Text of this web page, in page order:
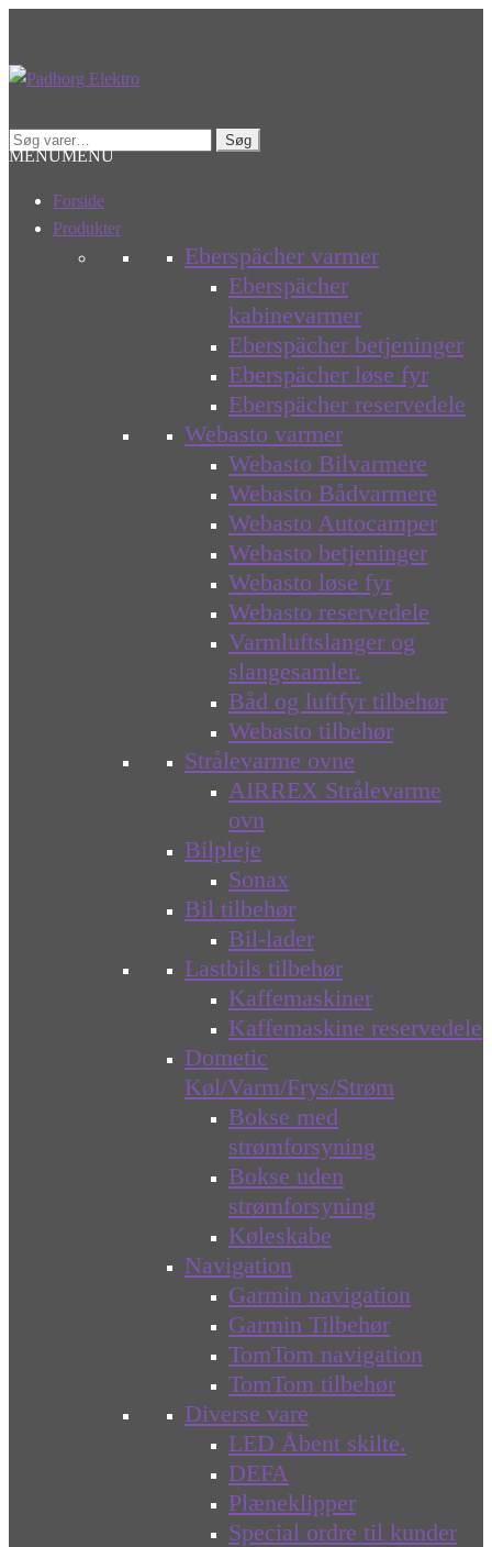
Spring
Spring
Søg
efter:
Søg
MENUMENU
Forside
Produkter
Eberspächer varmer
Eberspächer
kabinevarmer
Eberspächer betjeninger
Eberspächer løse fyr
Eberspächer reservedele
Webasto varmer
Webasto Bilvarmere
Webasto Bådvarmere
Webasto Autocamper
Webasto betjeninger
Webasto løse fyr
Webasto reservedele
Varmluftslanger og
slangesamler.
Båd og luftfyr tilbehør
Webasto tilbehør
Strålevarme ovne
AIRREX Strålevarme
ovn
Bilpleje
Sonax
Bil tilbehør
Bil-lader
Lastbils tilbehør
Kaffemaskiner
Kaffemaskine reservedele
Dometic
Køl/Varm/Frys/Strøm
Bokse med
strømforsyning
Bokse uden
strømforsyning
Køleskabe
Navigation
Garmin navigation
Garmin Tilbehør
TomTom navigation
TomTom tilbehør
Diverse vare
LED Åbent skilte.
DEFA
Plæneklipper
Special ordre til kunder